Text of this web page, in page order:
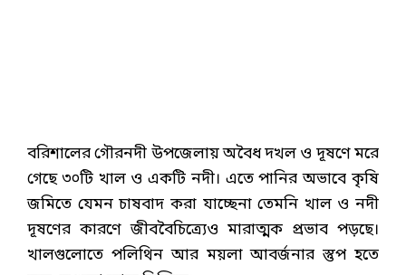
বরিশালের গৌরনদী উপজেলায় অবৈধ দখল ও দূষণে মরে
গেছে ৩০টি খাল ও একটি নদী। এতে পানির অভাবে কৃষি
জমিতে যেমন চাষবাদ করা যাচ্ছেনা তেমনি খাল ও নদী
দূষণের কারণে জীববৈচিত্র্যেও মারাত্মক প্রভাব পড়ছে।
খালগুলোতে পলিথিন আর ময়লা আবর্জনার স্তুপ হতে